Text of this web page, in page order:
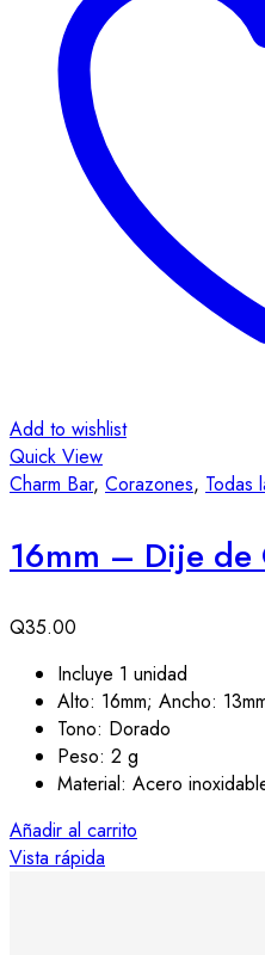
Add to wishlist
Quick View
Charm Bar, Corazones, Todas
16mm – Dije de
Q35.00
Incluye 1 unidad
Alto: 16mm; Ancho:
Tono: Dorado
Peso: 2 g
Material: Acero
Añadir al carrito
Vista rápida